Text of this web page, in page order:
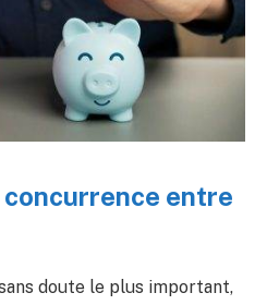
concurrence entre
doute le plus important,